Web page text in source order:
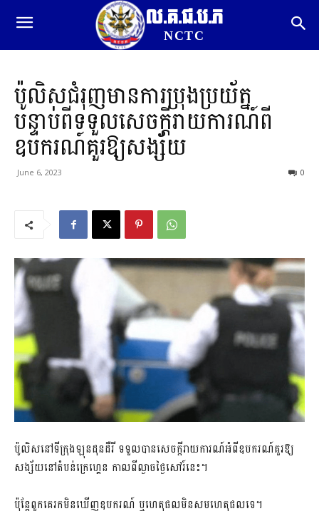
ល.គ.ជ.ប.ភ
NCTC
ប៉ូលិសជំរុញមានការប្រុងប្រយ័ត្ន
បន្ទាប់ពីទទួលសេចក្តីរាយការណ៍ពី
ឧបករណ៍គួរឱ្យសង្ស័យ
June 6, 2023 0
ប៉ូលិសនៅទីក្រុងឡុនដុនដឺរី ទទួលបានសេចក្តីរាយការណ៍អំពីឧបករណ៍គួរឱ្យ
សង្ស័យនៅតំបន់ក្រេហ្គេន កាលពីល្ងាចថ្ងៃសៅរ៍នេះ។
ប៉ុន្តែពួកគេ​រក​មិន​ឃើញ​ឧបករណ៍ ឬ​ហេតុផលមិនសមហេតុផល​ទេ។